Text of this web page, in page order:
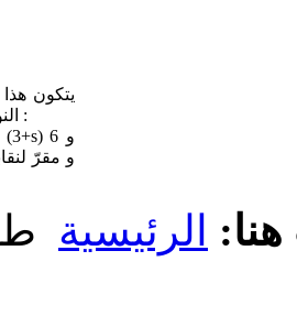
النوع الاقتصادي المتطور منها :
الرئيسية